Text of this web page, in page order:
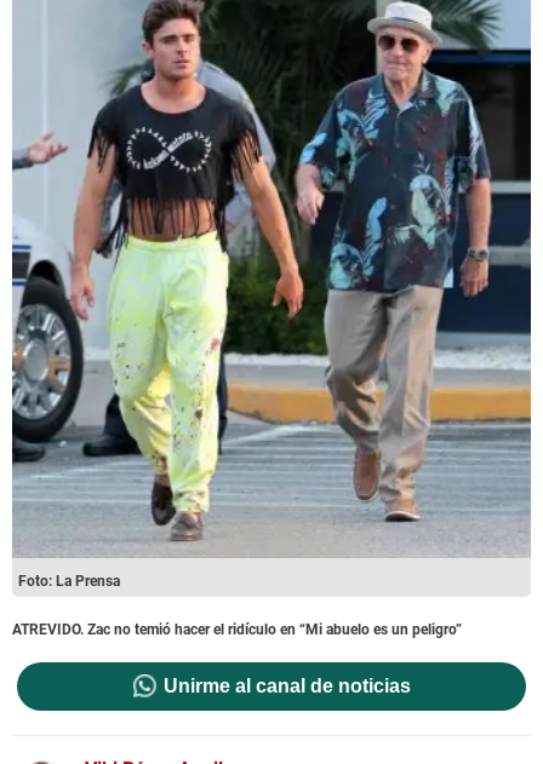
Foto: La Prensa
ATREVIDO. Zac no temió hacer el ridículo en “Mi abuelo es un peligro”
Unirme al canal de noticias